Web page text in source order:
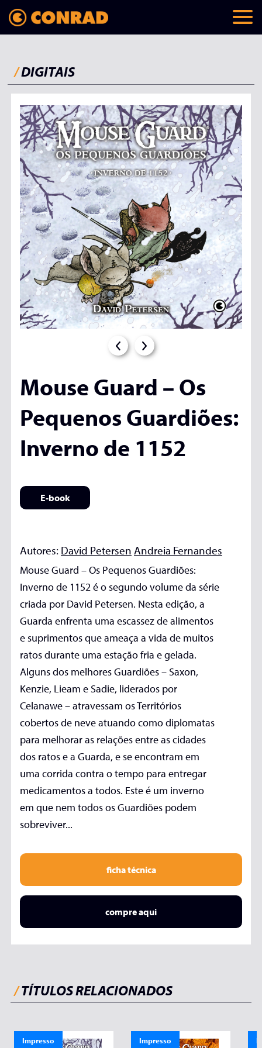
/DIGITAIS
Mouse Guard – Os
Pequenos Guardiões:
Inverno de 1152
E-book
Autores: David Petersen Andreia Fernandes
Mouse Guard – Os Pequenos Guardiões:
Inverno de 1152 é o segundo volume da série
criada por David Petersen. Nesta edição, a
Guarda enfrenta uma escassez de alimentos
e suprimentos que ameaça a vida de muitos
ratos durante uma estação fria e gelada.
Alguns dos melhores Guardiões – Saxon,
Kenzie, Lieam e Sadie, liderados por
Celanawe – atravessam os Territórios
cobertos de neve atuando como diplomatas
para melhorar as relações entre as cidades
dos ratos e a Guarda, e se encontram em
uma corrida contra o tempo para entregar
medicamentos a todos. Este é um inverno
em que nem todos os Guardiões podem
sobreviver...
ficha técnica
compre aqui
/TÍTULOS RELACIONADOS
Impresso Impresso